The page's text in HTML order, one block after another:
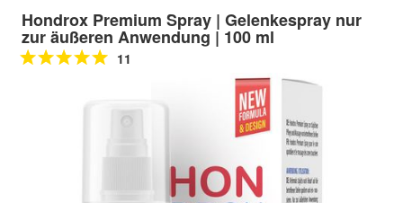
Hondrox Premium Spray | Gelenkespray nur
zur äußeren Anwendung | 100 ml
11